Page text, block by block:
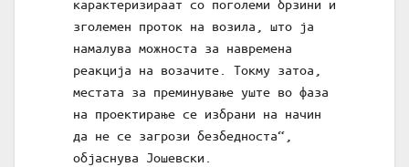
карактеризираат со поголеми брзини и
зголемен проток на возила, што ја
намалува можноста за навремена
реакција на возачите. Токму затоа,
местата за преминување уште во фаза
на проектирање се избрани на начин
да не се загрози безбедноста“,
објаснува Јошевски.